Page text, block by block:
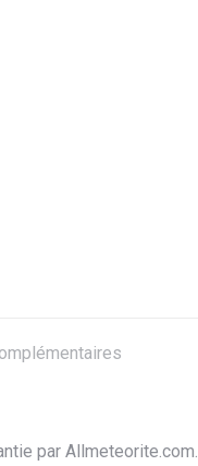
par Allmeteorite.com.